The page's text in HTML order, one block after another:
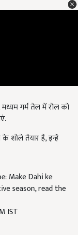
गर्म तेल में रोल को
के शोले तैयार हैं, इन्हें
Make Dahi ke
season, read the
IST